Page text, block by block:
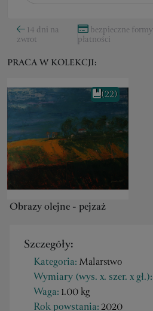
14 dni na
zwrot
bezpieczne formy
płatności
PRACA W KOLEKCJI:
Obrazy olejne - pejzaż
(22)
Szczegóły:
Kategoria: Malarstwo
Wymiary (wys. x. szer. x gł.):
Waga: 1.00 kg
Rok powstania:2020